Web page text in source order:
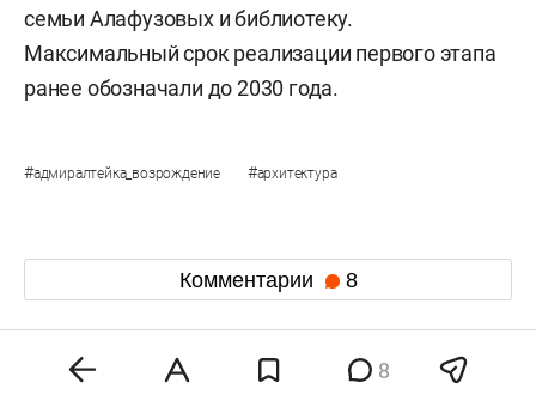
семьи Алафузовых и библиотеку.
Максимальный срок реализации первого этапа
ранее обозначали до 2030 года.
#адмиралтейка_возрождение #архитектура
Комментарии 8
9 августа 2026, 08:24 8